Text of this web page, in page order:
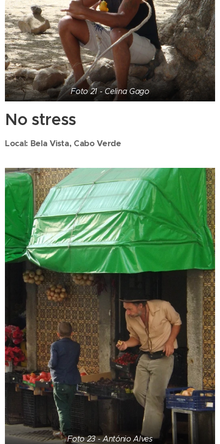
Foto 21 - Celina Gago
No stress
Local: Bela Vista, Cabo Verde
Foto 23 - António Alves